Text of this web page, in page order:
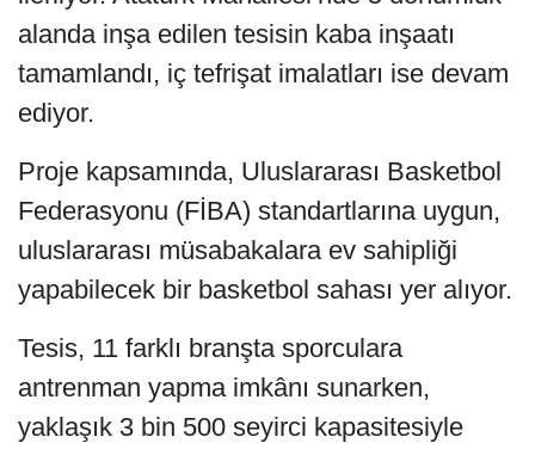
alanda inşa edilen tesisin kaba inşaatı
tamamlandı, iç tefrişat imalatları ise devam
ediyor.
Proje kapsamında, Uluslararası Basketbol
Federasyonu (FİBA) standartlarına uygun,
uluslararası müsabakalara ev sahipliği
yapabilecek bir basketbol sahası yer alıyor.
Tesis, 11 farklı branşta sporculara
antrenman yapma imkânı sunarken,
yaklaşık 3 bin 500 seyirci kapasitesiyle